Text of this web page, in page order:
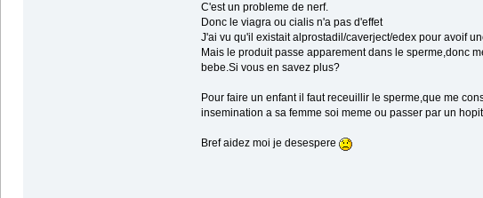
C'est un probleme de nerf.
Donc le viagra ou cialis n'a pas d'effet
J'ai vu qu'il existait alprostadil/caverject/edex pour avoif
Mais le produit passe apparement dans le sperme,donc
bebe.Si vous en savez plus?
Pour faire un enfant il faut receuillir le sperme,que me
insemination a sa femme soi meme ou passer par un
Bref aidez moi je desespere